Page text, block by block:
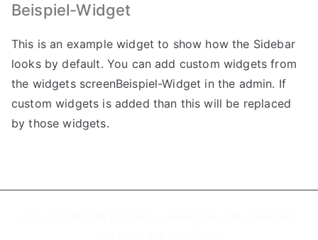
Beispiel-Widget
This is an example widget to show how the Sidebar
looks by default. You can add custom widgets from
the widgets screenBeispiel-Widget in the admin. If
custom widgets is added than this will be replaced
by those widgets.